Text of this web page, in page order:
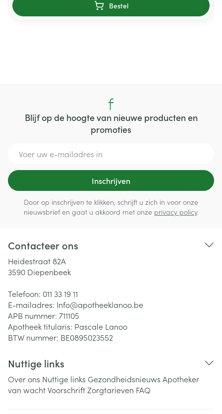
Bestel
Blijf op de hoogte van nieuwe producten en
promoties
Inschrijven
Door op inschrijven te klikken, schrijft u zich in voor onze
nieuwsbrief en gaat u akkoord met onze privacy policy.
Contacteer ons
Heidestraat 82A
3590 Diepenbeek
Telefoon: 011 33 19 11
E-mailadres: Info@apotheeklanoo.be
APB nummer: 711105
Apotheek titularis: Pascale Lanoo
BTW nummer: BE0895023552
Nuttige links
Over ons Nuttige links Gezondheidsnieuws Apotheker
van wachtVoorschriftZorgtarieven FAQ